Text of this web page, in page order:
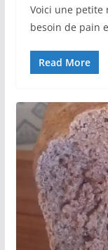
Voici une petite
besoin de pain
Read More